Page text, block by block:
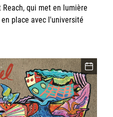
qui met en lumière
place avec l'université